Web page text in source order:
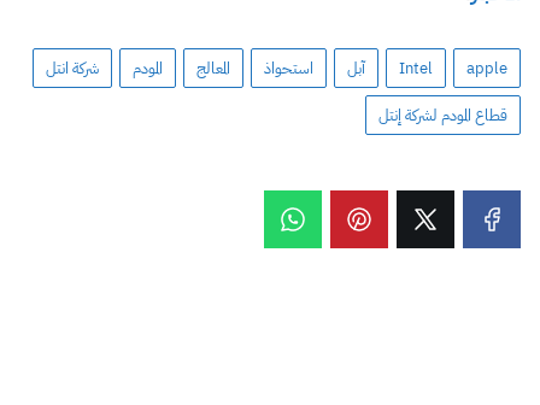
apple
Intel آبل استحواذ المعالج المودم شركة انتل
قطاع المودم لشركة إنتل